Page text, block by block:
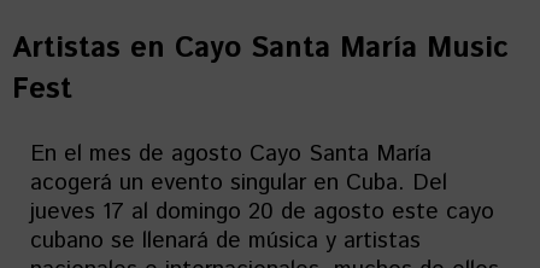
Artistas en Cayo Santa María Music
Fest
En el mes de agosto Cayo Santa María
acogerá un evento singular en Cuba. Del
jueves 17 al domingo 20 de agosto este cayo
cubano se llenará de música y artistas